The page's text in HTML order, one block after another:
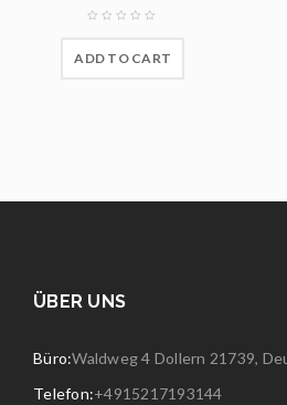
ADD TO CART
ÜBER UNS
Büro:Waldweg 4 Dollern 21739,
Telefon:+4915217193144